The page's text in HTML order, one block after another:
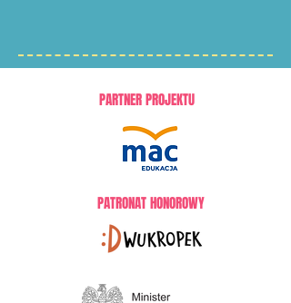
PARTNER PROJEKTU
PATRONAT HONOROWY